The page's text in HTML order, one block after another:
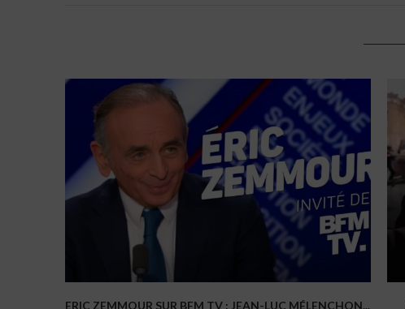
ERIC ZEMMOUR SUR BFM TV : JEAN-LUC MÉLENCHON...